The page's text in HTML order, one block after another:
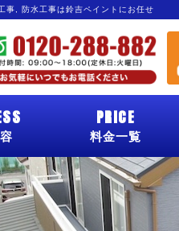
事, 防水工事は鈴吉ペイントにお任せ
PRICE
料金一覧